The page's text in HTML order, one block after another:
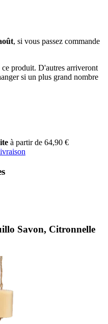
, si vous passez commande
produit. D'autres arriveront
si un plus grand nombre
à partir de 64,90 €
Savon, Citronnelle